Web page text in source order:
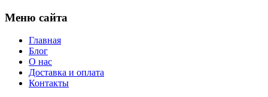
Меню сайта
Главная
Блог
О нас
Доставка и оплата
Контакты